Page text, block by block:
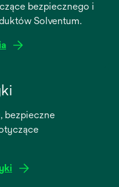
bezpiecznego i
Solventum.
bezpieczne